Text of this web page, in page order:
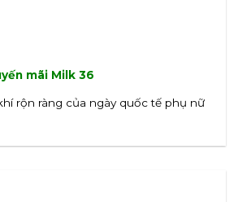
mãi Milk 36
rộn ràng của ngày quốc tế phụ nữ